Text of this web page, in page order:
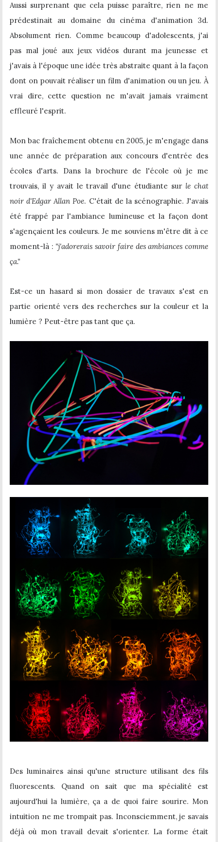
Aussi surprenant que cela puisse paraître, rien ne me
prédestinait au domaine du cinéma d'animation 3d.
Absolument rien. Comme beaucoup d'adolescents, j'ai
pas mal joué aux jeux vidéos durant ma jeunesse et
j'avais à l'époque une idée très abstraite quant à la façon
dont on pouvait réaliser un film d'animation ou un jeu. À
vrai dire, cette question ne m'avait jamais vraiment
effleuré l'esprit.
Mon bac fraîchement obtenu en 2005, je m'engage dans
une année de préparation aux concours d'entrée des
écoles d'arts. Dans la brochure de l'école où je me
trouvais, il y avait le travail d'une étudiante sur le chat
noir d'Edgar Allan Poe. C'était de la scénographie. J'avais
été frappé par l'ambiance lumineuse et la façon dont
s'agençaient les couleurs. Je me souviens m'être dit à ce
moment-là : "j'adorerais savoir faire des ambiances comme
ça."
Est-ce un hasard si mon dossier de travaux s'est en
partie orienté vers des recherches sur la couleur et la
lumière ? Peut-être pas tant que ça.
Des luminaires ainsi qu'une structure utilisant des fils
fluorescents. Quand on sait que ma spécialité est
aujourd'hui la lumière, ça a de quoi faire sourire. Mon
intuition ne me trompait pas. Inconsciemment, je savais
déjà où mon travail devait s'orienter. La forme était